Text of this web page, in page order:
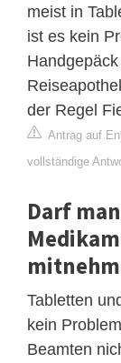
meist in
ist es kein
der Regel
Antrag auf
vollständige
Darf
Tabletten
kein
Beamten